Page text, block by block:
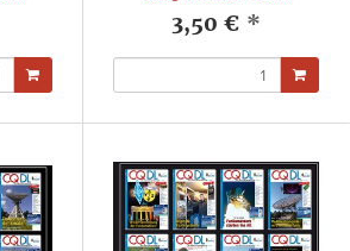
3,50 € *